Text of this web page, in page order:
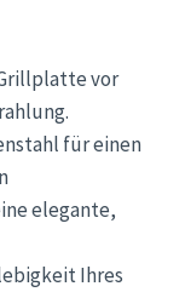
vor
für einen
elegante,
Ihres